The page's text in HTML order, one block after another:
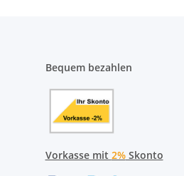
Bequem bezahlen
Vorkasse mit 2%Skonto